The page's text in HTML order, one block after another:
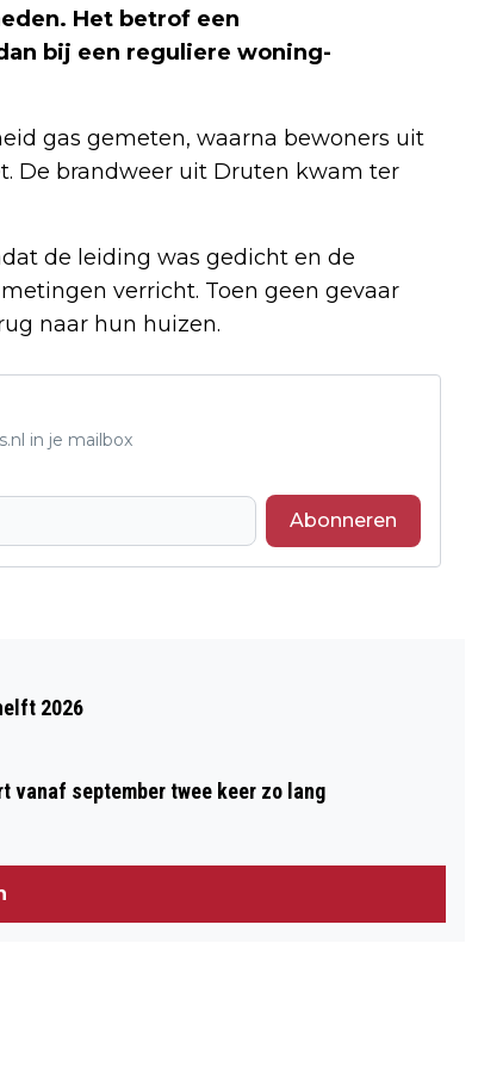
Het betrof een
bij een reguliere woning­
gas gemeten, waarna bewoners uit
De brandweer uit Druten kwam ter
de leiding was gedicht en de
verricht. Toen geen gevaar
naar hun huizen.
in je mailbox
Abonneren
SEPTEMBER 2025
2026
vanaf september twee keer zo lang